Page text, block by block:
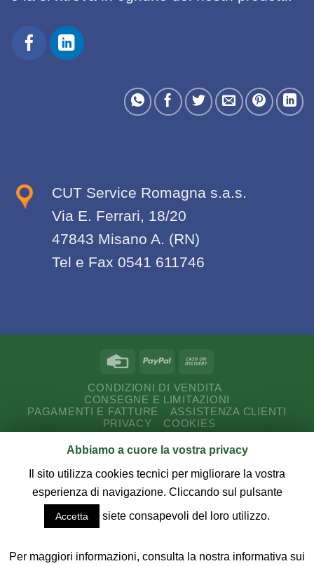
CUT Service Romagna s.a.s.
Via E. Ferrari, 18/20
47843 Misano A. (RN)
Tel e Fax 0541 611746
CONDIZIONI DI VENDITA
CONSEGNE E LIMITAZIONI
PAGAMENTI E FATTURE
ASSISTENZA CLIENTI
PRIVACY
COOKIES
Copyright 2026 © CUT Service Romagna s.a.s.
03187730407 - Via E. Ferrari, 18/20 - 47843 Misano A.
(RN) - Tel - Fax 0541 611746.
Credits:DYENSÌ SOFTWARE
sito web e commercio elettronico
Abbiamo a cuore la vostra privacy
Il sito utilizza cookies tecnici per migliorare la vostra
esperienza di navigazione. Cliccando sul pulsante
Accetta siete consapevoli del loro utilizzo.
Per maggiori informazioni, consulta la nostra informativa sui